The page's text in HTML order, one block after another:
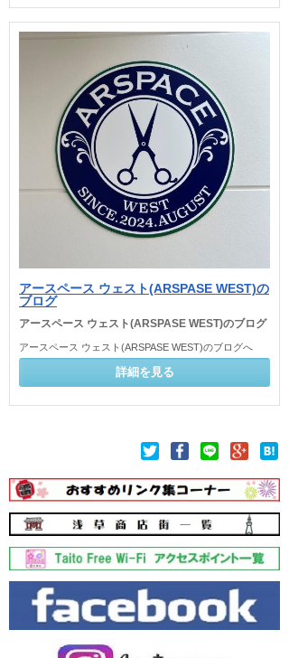
アースペース ウェスト(ARSPASE WEST)の
ブログ
アースペース ウェスト(ARSPASE WEST)のブログ
アースペース ウェスト(ARSPASE WEST)のブログへ
詳細を見る